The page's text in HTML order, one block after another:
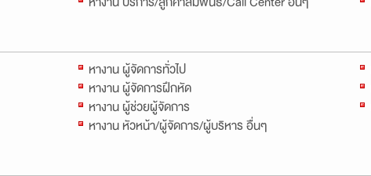
หางาน ผู้จัดการทั่วไป
หางาน ผู้จัดการฝึกหัด
หางาน ผู้ช่วยผู้จัดการ
หางาน หัวหน้า/ผู้จัดการ/ผู้บริหาร อื่นๆ